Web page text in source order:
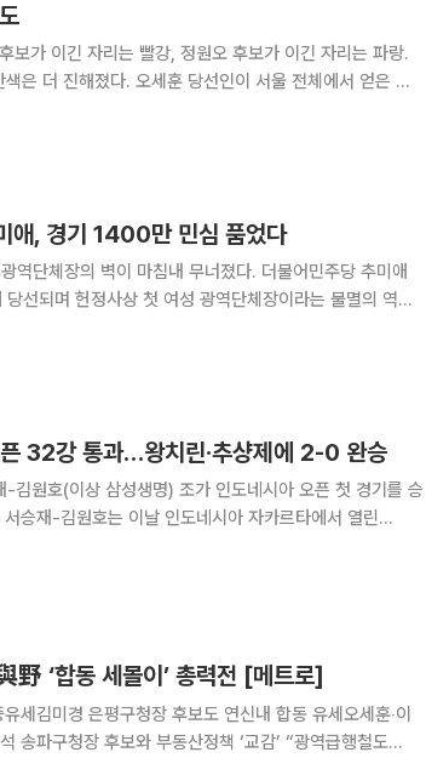
보가 이긴 자리는 빨강, 정원오 후보가 이긴 자리는 파랑.
은 더 진해졌다. 오세훈 당선인이 서울 전체에서 얻은 표
는 12.0%포인트.
애, 경기 1400만 민심 품었다
역단체장의 벽이 마침내 무너졌다. 더불어민주당 추미애
선되며 헌정사상 첫 여성 광역단체장이라는 불멸의 역사
를 획득해 268만
픈 32강 통과…왕치린·추샹제에 2-0 완승
-김원호(이상 삼성생명) 조가 인도네시아 오픈 첫 경기를 승
로 꺾었다. 경기
‘합동 세몰이’ 총력전 [메트로]
세김미경 은평구청장 후보도 연신내 합동 유세오세훈‧이
장 후보와 부동산정책 ‘교감’ “광역급행철도